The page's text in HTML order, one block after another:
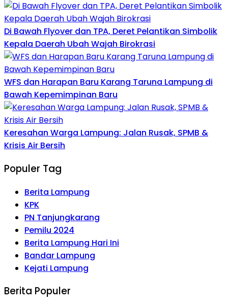
Di Bawah Flyover dan TPA, Deret Pelantikan Simbolik
Kepala Daerah Ubah Wajah Birokrasi
WFS dan Harapan Baru Karang Taruna Lampung di
Bawah Kepemimpinan Baru
Keresahan Warga Lampung: Jalan Rusak, SPMB &
Krisis Air Bersih
Populer Tag
Berita Lampung
KPK
PN Tanjungkarang
Pemilu 2024
Berita Lampung Hari Ini
Bandar Lampung
Kejati Lampung
Berita Populer